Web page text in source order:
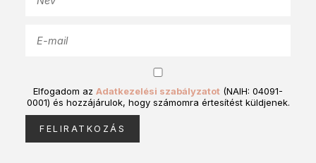
Elfogadom az Adatkezelési szabályzatot (NAIH: 04091-
0001) és hozzájárulok, hogy számomra értesítést küldjenek.